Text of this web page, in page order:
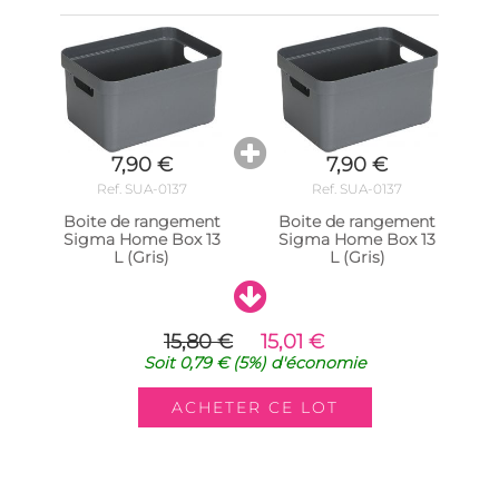
7,90 €
Ref. SUA-0137
Boite de rangement
Sigma Home Box 13
L (Gris)
7,90 €
Ref. SUA-0137
Boite de rangement
Sigma Home Box 13
L (Gris)
15,80 € 15,01 €
Soit0,79 €(5%) d'économie